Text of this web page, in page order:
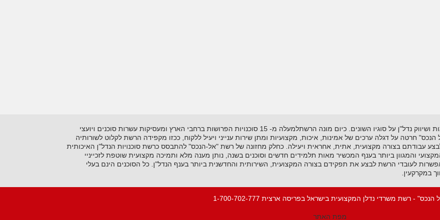
רשת "אל-הנכס" נוסדה בשנת 1995 ועוסקת בתיווך יזמות ושיווק נדל"ן על סוגיו השונים. כיום מונה הרשתלמעלה מ- 15 סוכנויות הפרושות ברחבי הארץ ומעסיקות עשרות סוכנים ויועצי
הנכס" חרטה על דגלה ערכים של אמינות, איכות, מקצועיות ומתן שירות ענייני ויעיל ללקוח, ככזו מקפידה הרשת לקלוט לשורותיה
לבצע עבודתם בצורה מקצועית, אתית, אחראית ויעילה. כחלק מחזונה של רשת "אל-הנכס" להתבסס כרשת סוכנויות הנדל"ן האיכותית
והמגוון ביותר בענף המכשיר מאות תלמידים חדשים וסוכנים בשנה, נותן מענה מלא ותמיכה מקצועית שוטפת לזכייניי
לעובדי הרשת לבצע את תפקידם בצורה המקצועית, השירותית והחדשנית ביותר בענף הנדל"ן. כל הסוכנים הינם בעלי
במקרקעין.
הנכס" - רשת משרדי נדלן המקצועית בישראל בפריסה ארצית 1-700-702-777
מפת האתר